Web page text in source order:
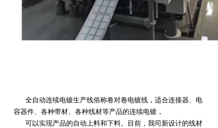
全自动连续电镀生产线俗称卷对卷电镀线，适合连接器、电
容器件、各种带材、各种线材等产品的连续电镀，
可以实现产品的自动上料和下料。目前，我司新设计的线材